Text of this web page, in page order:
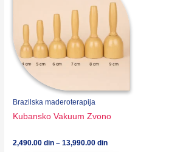
Brazilska maderoterapija
Kubansko Vakuum Zvono
2,490.00din – 13,990.00dinRaspon